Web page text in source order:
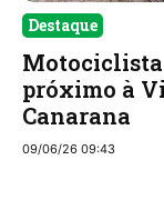
Destaque
Motociclista
próximo à
Canarana
09/06/26 09:43